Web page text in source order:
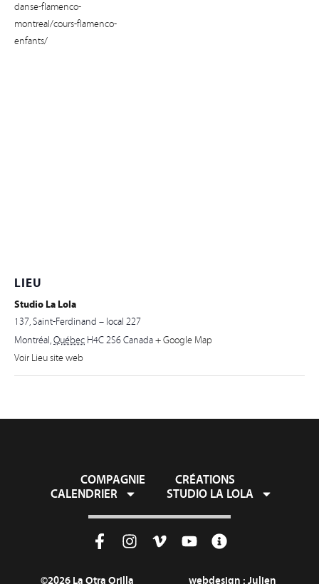
danse-flamenco-
montreal/cours-flamenco-
enfants/
LIEU
Studio La Lola
137, Saint-Ferdinand – local 227
Montréal,Québec H4C 2S6Canada+ Google Map
Voir Lieu site web
COMPAGNIE
CRÉATIONS
CALENDRIER
STUDIO LA LOLA
©2026 La Otra Orilla webdesign : Julien